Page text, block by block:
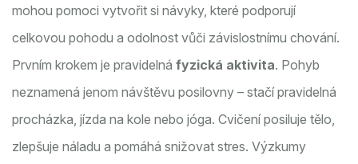
mohou pomoci vytvořit si návyky, které podporují
celkovou pohodu a odolnost vůči závislostnímu chování.
Prvním krokem je pravidelná fyzická aktivita. Pohyb
neznamená jenom návštěvu posilovny – stačí pravidelná
procházka, jízda na kole nebo jóga. Cvičení posiluje tělo,
zlepšuje náladu a pomáhá snižovat stres. Výzkumy